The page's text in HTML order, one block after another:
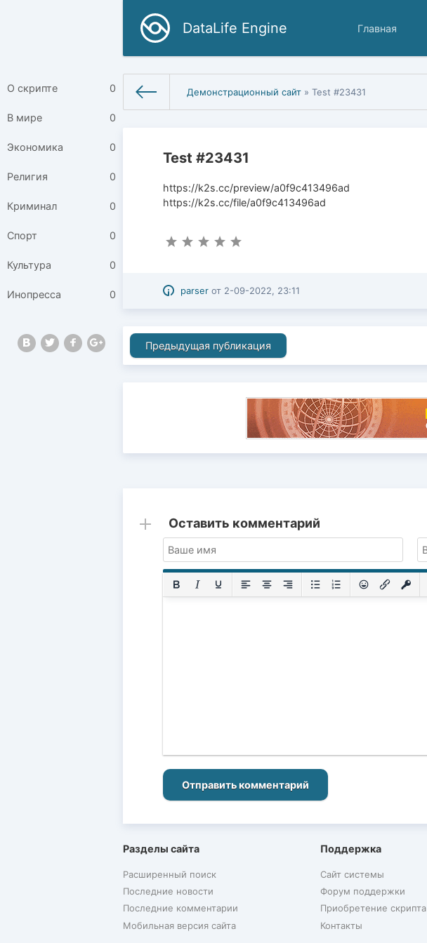
DataLife Engine Главная
О скрипте 0
В мире 0
Экономика 0
Религия 0
Криминал 0
Спорт 0
Культура 0
Инопресса 0
Демонстрационный сайт » Test #23431
Test #23431
https://k2s.cc/preview/a0f9c413496ad
https://k2s.cc/file/a0f9c413496ad
parser от 2-09-2022, 23:11
Предыдущая публикация
Оставить комментарий
Отправить комментарий
Разделы сайта
Расширенный поиск
Последние новости
Последние комментарии
Мобильная версия сайта
Поддержка
Сайт системы
Форум поддержки
Приобретение скрипта
Контакты